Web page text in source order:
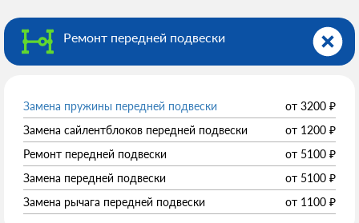
Ремонт передней подвески
Замена пружины передней подвески от 3200 ₽
Замена сайлентблоков передней подвески
от 1200 ₽
Ремонт передней подвески
от 5100 ₽
Замена передней подвески
от 5100 ₽
Замена рычага передней подвески
от 1100 ₽